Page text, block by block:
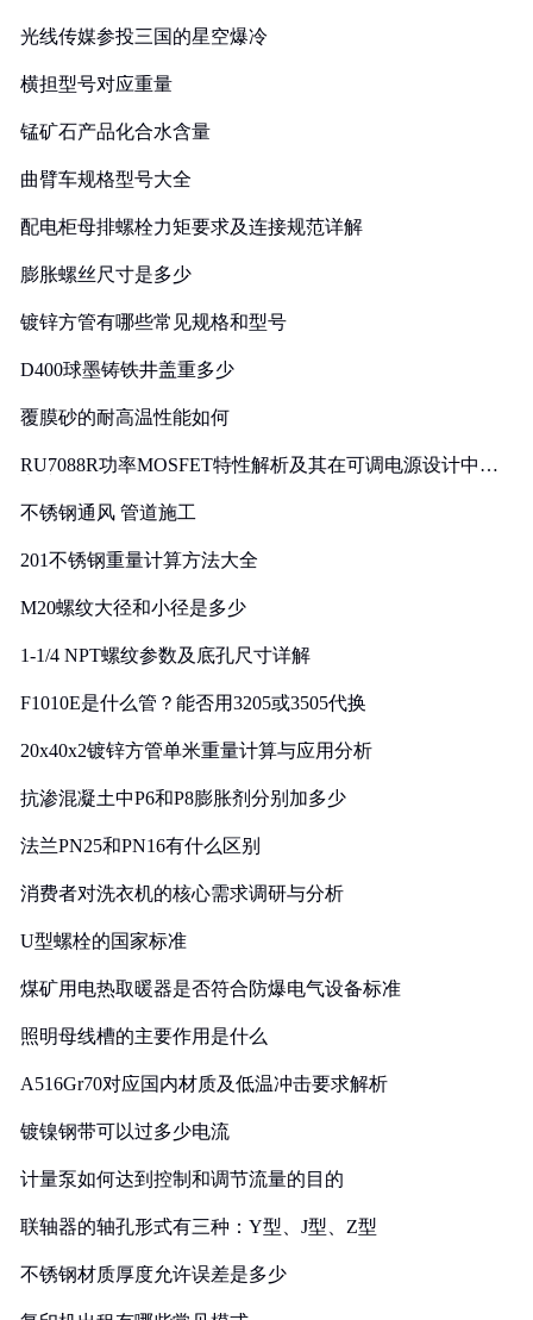
光线传媒参投三国的星空爆冷
横担型号对应重量
锰矿石产品化合水含量
曲臂车规格型号大全
配电柜母排螺栓力矩要求及连接规范详解
膨胀螺丝尺寸是多少
镀锌方管有哪些常见规格和型号
D400球墨铸铁井盖重多少
覆膜砂的耐高温性能如何
RU7088R功率MOSFET特性解析及其在可调电源设计中的
不锈钢通风 管道施工
201不锈钢重量计算方法大全
M20螺纹大径和小径是多少
1-1/4 NPT螺纹参数及底孔尺寸详解
F1010E是什么管？能否用3205或3505代换
20x40x2镀锌方管单米重量计算与应用分析
抗渗混凝土中P6和P8膨胀剂分别加多少
法兰PN25和PN16有什么区别
消费者对洗衣机的核心需求调研与分析
U型螺栓的国家标准
煤矿用电热取暖器是否符合防爆电气设备标准
照明母线槽的主要作用是什么
A516Gr70对应国内材质及低温冲击要求解析
镀镍钢带可以过多少电流
计量泵如何达到控制和调节流量的目的
联轴器的轴孔形式有三种：Y型、J型、Z型
不锈钢材质厚度允许误差是多少